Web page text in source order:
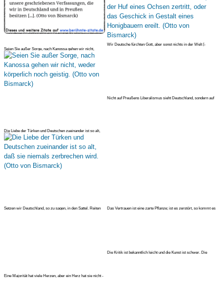
Seien Sie außer Sorge, nach Kanossa gehen wir nicht,
weder körperlich no
Wir Deutsche fürchten Gott, aber sonst nichts in der Welt [-
Die Liebe der Türken und Deutschen zueinander ist so alt,
daß sie niemal
Nicht auf Preußens Liberalismus sieht Deutschland, sondern auf
Setzen wir Deutschland, so zu sagen, in den Sattel. Reiten
Das Vertrauen ist eine zarte Pflanze; ist es zerstört, so kommt es
Eine Majorität hat viele Herzen, aber ein Herz hat sie nicht -
Die Kritik ist bekanntlich leicht und die Kunst ist schwer. Die